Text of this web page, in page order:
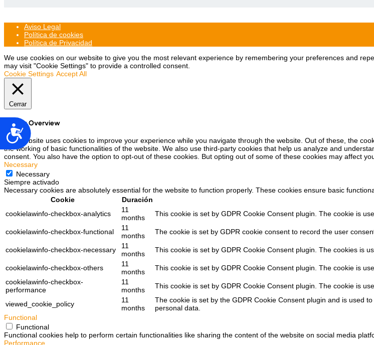
Accesibilidad
Aviso Legal
Política de cookies
Política de Privacidad
We use cookies on our website to give you the most relevant experience by remembering your preferences and
may visit "Cookie Settings" to provide a controlled consent.
Cookie Settings Accept All
Cerrar
Privacy Overview
This website uses cookies to improve your experience while you navigate through the website. Out of these, the
the working of basic functionalities of the website. We also use third-party cookies that help us analyze and
consent. You also have the option to opt-out of these cookies. But opting out of some of these cookies may affect
Necessary
Necessary
Siempre activado
Necessary cookies are absolutely essential for the website to function properly. These cookies ensure basic
Cookie
Duración
cookielawinfo-checkbox-analytics
11
months
This cookie is set by GDPR Cookie Consent plugin. The cookie is
cookielawinfo-checkbox-functional
11
months
The cookie is set by GDPR cookie consent to record the user
cookielawinfo-checkbox-necessary
11
months
This cookie is set by GDPR Cookie Consent plugin. The cookies is
cookielawinfo-checkbox-others
11
months
This cookie is set by GDPR Cookie Consent plugin. The cookie is
cookielawinfo-checkbox-
performance
11
months
This cookie is set by GDPR Cookie Consent plugin. The cookie is
viewed_cookie_policy
11
months
The cookie is set by the GDPR Cookie Consent plugin and is used
personal data.
Functional
Functional
Functional cookies help to perform certain functionalities like sharing the content of the website on social media
Performance